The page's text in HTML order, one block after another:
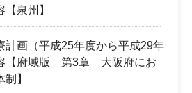
泉州】
計画（平成25年度から平成29年
【府域版 第3章 大阪府にお
】